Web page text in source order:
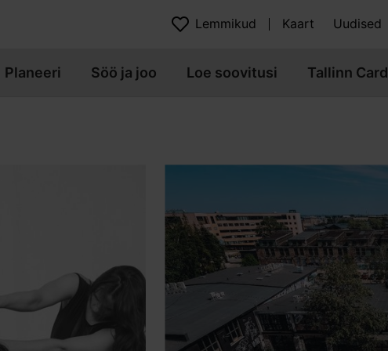
Lemmikud Kaart Uudised
Planeeri Söö ja joo Loe soovitusi Tallinn Card